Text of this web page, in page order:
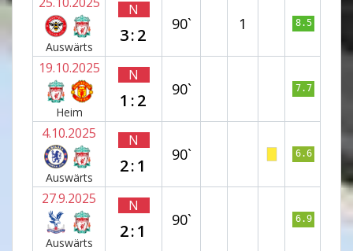
Auswärts
N
3:2
90` 1 8.5
19.10.2025
Heim
N
1:2
90` 7.7
4.10.2025
Auswärts
N
2:1
90` 6.6
27.9.2025
Auswärts
N
2:1
90` 6.9